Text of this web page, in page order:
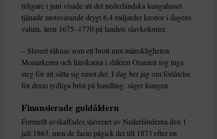
tidigare i juni visade att det nederländska kungahuset
tjänade motsvarande drygt 6,4 miljarder kronor i dagens
valuta, åren 1675–1770 på landets slavkolonier.
– Slaveri räknas som ett brott mot mänskligheten.
Monarkerna och härskarna i släkten Oranien tog inga
steg för att sätta sig emot det. I dag ber jag om förlåtelse
för deras tydliga brist på handling, säger kungen.
Finansierade guldåldern
Formellt avskaffades slaveriet av Nederländerna den 1
juli 1863, men de facto pågick det till 1873 efter en